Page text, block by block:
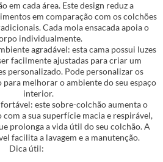
em cada área. Este design reduz a
em comparação com os colchões
Cada mola ensacada apoia o
individualmente.
agradável: esta cama possui luzes
facilmente ajustadas para criar um
personalizado. Pode personalizar os
para melhorar o ambiente do seu espaço
interior.
este sobre-colchão aumenta o
a sua superfície macia e respirável,
prolonga a vida útil do seu colchão. A
facilita a lavagem e a manutenção.
Dica útil: